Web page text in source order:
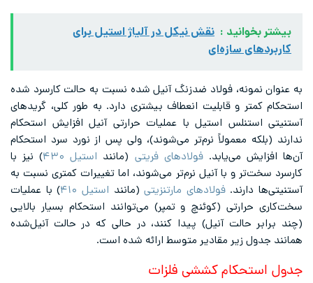
بیشتر بخوانید : نقش نیکل در آلیاژ استیل برای
کاربردهای سازه‌ای
به عنوان نمونه، فولاد ضدزنگ آنیل شده نسبت به حالت کارسرد شده
استحکام کمتر و قابلیت انعطاف بیشتری دارد. به طور کلی، گریدهای
آستنیتی‌ استنلس استیل با عملیات حرارتی آنیل افزایش استحکام
ندارند (بلکه معمولاً نرم‌تر می‌شوند)، ولی پس از نورد سرد استحکام
آن‌ها افزایش می‌یابد. فولادهای فریتی (مانند استیل ۴۳۰
) نیز با
کارسرد سخت‌تر و با آنیل نرم‌تر می‌شوند، اما تغییرات کمتری نسبت به
آستنیتی‌ها دارند.فولادهای مارتنزیتی(مانند استیل ۴۱۰
) با عملیات
سخت‌کاری حرارتی (کوئنچ و تمپر) می‌توانند استحکام بسیار بالایی
(چند برابر حالت آنیل) پیدا کنند، در حالی که در حالت آنیل‌شده
همانند جدول زیر مقادیر متوسط ارائه شده است.
جدول استحکام کششی فلزات